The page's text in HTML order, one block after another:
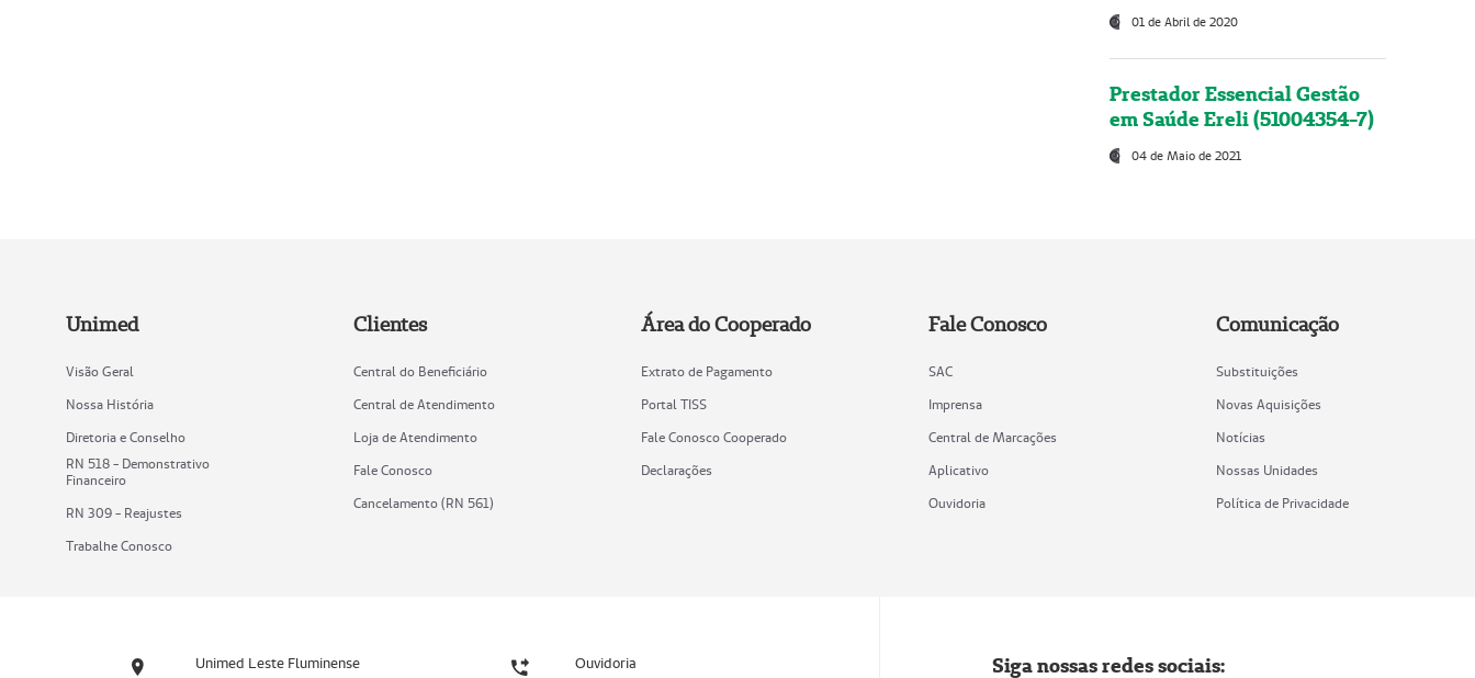
01 de Abril de 2020
Prestador Essencial Gestão
em Saúde Ereli (51004354-7)
04 de Maio de 2021
Unimed
Visão Geral
Nossa História
Diretoria e Conselho
RN 518 - Demonstrativo
Financeiro
RN 309 - Reajustes
Trabalhe Conosco
Clientes
Central do Beneficiário
Central de Atendimento
Loja de Atendimento
Fale Conosco
Cancelamento (RN 561)
Área do Cooperado
Extrato de Pagamento
Portal TISS
Fale Conosco Cooperado
Declarações
Fale Conosco
SAC
Imprensa
Central de Marcações
Aplicativo
Ouvidoria
Comunicação
Substituições
Novas Aquisições
Notícias
Nossas Unidades
Política de Privacidade
Unimed Leste Fluminense Ouvidoria Siga nossas redes sociais: